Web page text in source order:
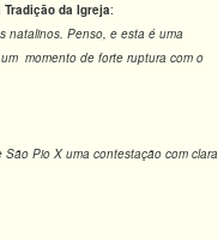
da Igreja:
natalinos. Penso, e esta é uma
momento de forte ruptura com o
Pio X uma contestação com clara